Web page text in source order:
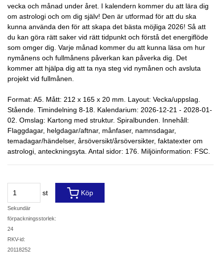
vecka och månad under året. I kalendern kommer du att lära dig
om astrologi och om dig själv! Den är utformad för att du ska
kunna använda den för att skapa det bästa möjliga 2026! Så att
du kan göra rätt saker vid rätt tidpunkt och förstå det energiflöde
som omger dig. Varje månad kommer du att kunna läsa om hur
nymånens och fullmånens påverkan kan påverka dig. Det
kommer att hjälpa dig att ta nya steg vid nymånen och avsluta
projekt vid fullmånen.
Format: A5. Mått: 212 x 165 x 20 mm. Layout: Vecka/uppslag.
Stående. Timindelning 8-18. Kalendarium: 2026-12-21 - 2028-01-
02. Omslag: Kartong med struktur. Spiralbunden. Innehåll:
Flaggdagar, helgdagar/aftnar, månfaser, namnsdagar,
temadagar/händelser, årsöversikt/årsöversikter, faktatexter om
astrologi, anteckningsyta. Antal sidor: 176. Miljöinformation: FSC.
st
Sekundär
förpackningsstorlek:
24
RKV-id:
20118252
Köp